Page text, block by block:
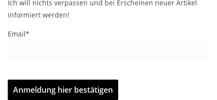
Ich will nichts verpassen und bei Erscheinen neuer Artikel
informiert werden!
Email*